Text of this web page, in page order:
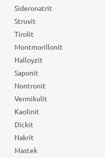
Sideronatrit
Struvit
Tirolit
Montmorillonit
Halloyzit
Saponit
Nontronit
Vermikulit
Kaolinit
Dickit
Nakrit
Mastek